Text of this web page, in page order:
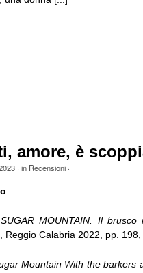
amore, è
· in Recensioni·
SUGAR MOUNTAIN. Il brusco
Reggio Calabria 2022, pp.
Mountain With the barkers